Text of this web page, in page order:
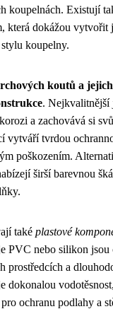
koupelnách. Existují
která dokážou vytvořit
koupelny.
koutů a
.
a zachovává si
vytváří tvrdou
poškozením.
širší barevnou
také plastové
PVC nebo silikon jsou
prostředcích a
dokonalou
ochranu podlahy a